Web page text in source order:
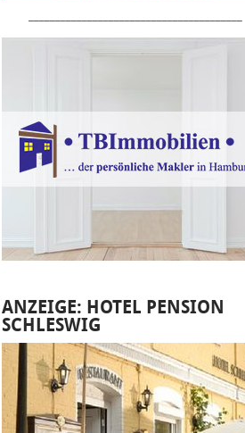
ANZEIGE: HOTEL PENSION
SCHLESWIG